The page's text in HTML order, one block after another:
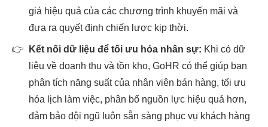
giá hiệu quả của các chương trình khuyến mãi và
đưa ra quyết định chiến lược kịp thời.
👉 Kết nối dữ liệu để tối ưu hóa nhân sự: Khi có dữ
liệu về doanh thu và tồn kho, GoHR có thể giúp bạn
phân tích năng suất của nhân viên bán hàng, tối ưu
hóa lịch làm việc, phân bổ nguồn lực hiệu quả hơn,
đảm bảo đội ngũ luôn sẵn sàng phục vụ khách hàng